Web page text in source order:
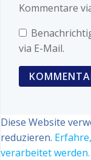
Kommentare
via E-Mail.
Diese Website
reduzieren.
verarbeitet werden.